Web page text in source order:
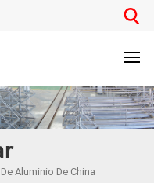
Aluminio De China